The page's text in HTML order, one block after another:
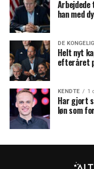
Arbejdede
han med
DE
Helt nyt
efteråret
KENDTE 1
Har gjort
løn som